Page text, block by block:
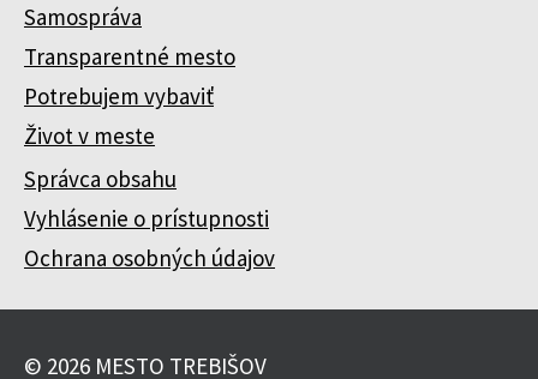
Samospráva
Transparentné mesto
Potrebujem vybaviť
Život v meste
Správca obsahu
Vyhlásenie o prístupnosti
Ochrana osobných údajov
© 2026 MESTO TREBIŠOV